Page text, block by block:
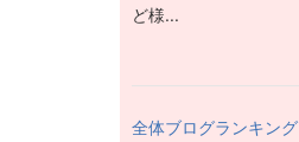
ど様...
全体ブログランキング